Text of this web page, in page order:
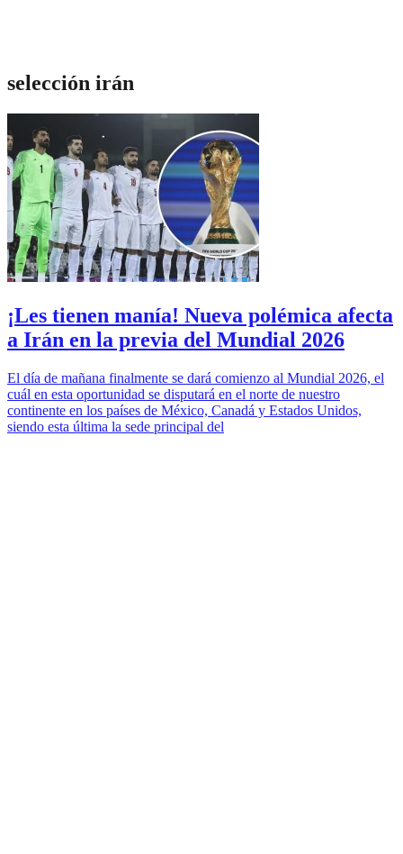
selección irán
¡Les tienen manía! Nueva polémica afecta
a Irán en la previa del Mundial 2026
El día de mañana finalmente se dará comienzo al Mundial 2026, el
cuál en esta oportunidad se disputará en el norte de nuestro
continente en los países de México, Canadá y Estados Unidos,
siendo esta última la sede principal del